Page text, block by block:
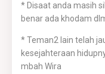
* Disaat anda masih
benar ada khodam
* Teman2 lain telah
kesejahteraan
mbah Wira